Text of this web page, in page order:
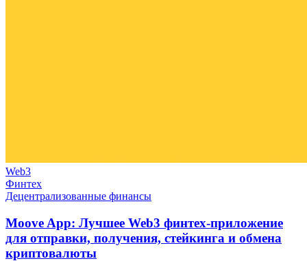
Web3
Финтех
Децентрализованные финансы
Moove App: Лучшее Web3 финтех-приложение
для отправки, получения, стейкинга и обмена
криптовалюты